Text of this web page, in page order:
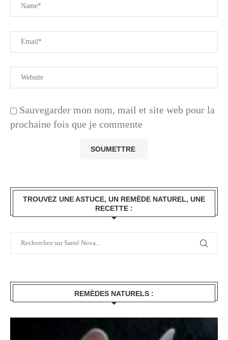
Sauvegarder mon nom, mail et site web pour la
prochaine fois que je commente
TROUVEZ UNE ASTUCE, UN REMÈDE NATUREL, UNE
RECETTE :
REMÈDES NATURELS :